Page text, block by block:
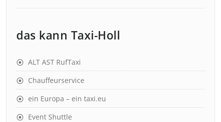
das kann Taxi-Holl
ALT AST RufTaxi
Chauffeurservice
ein Europa – ein taxi.eu
Event Shuttle